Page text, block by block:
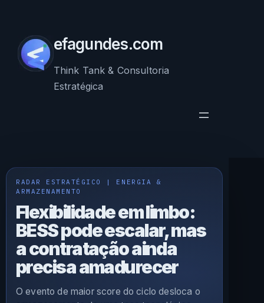
conteúdo
efagundes.com
Think Tank & Consultoria
Estratégica
RADAR ESTRATÉGICO | ENERGIA &
ARMAZENAMENTO
Flexibilidade em limbo:
BESS pode escalar, mas
a contratação ainda
precisa amadurecer
O evento de maior score do ciclo desloca o